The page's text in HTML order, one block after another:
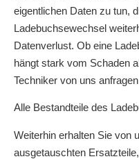
eigentlichen Daten zu tun,
Ladebuchsewechsel
Datenverlust. Ob eine
hängt stark vom Schaden
Techniker von uns
Alle Bestandteile des
Weiterhin erhalten Sie von
ausgetauschten